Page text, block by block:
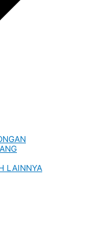
LAINNYA